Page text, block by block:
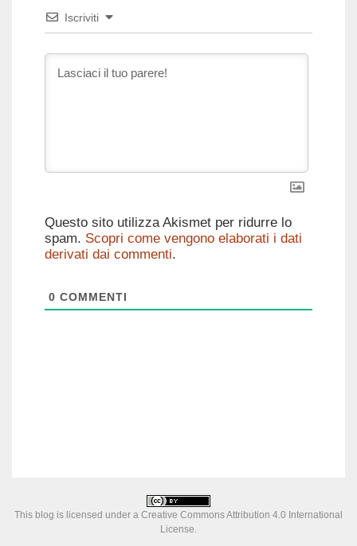
Iscriviti
Questo sito utilizza Akismet per ridurre lo
spam. Scopri come vengono elaborati i dati
derivati dai commenti.
0 COMMENTI
This blog is licensed under a Creative Commons Attribution 4.0 International
License